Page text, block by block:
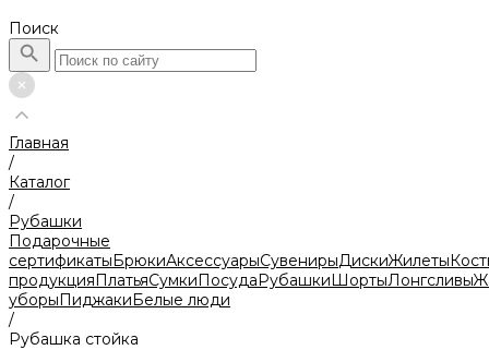
Поиск
Главная
/
Каталог
/
Рубашки
Подарочные
сертификатыБрюкиАксессуарыСувенирыДискиЖилеты
продукцияПлатьяСумкиПосудаРубашкиШортыЛонгсливы
уборыПиджакиБелые люди
/
Рубашка стойка